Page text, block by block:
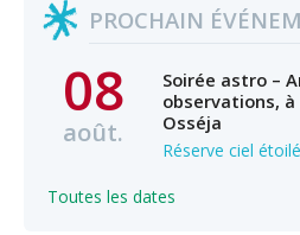
PROCHAIN
08
août.
Soirée astro –
observations, à
Osséja
Réserve ciel étoilé
Toutes les dates